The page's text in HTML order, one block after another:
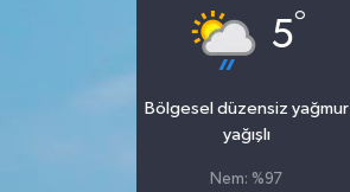
5°
Bölgesel düzensiz yağmur
yağışlı
Nem: %97